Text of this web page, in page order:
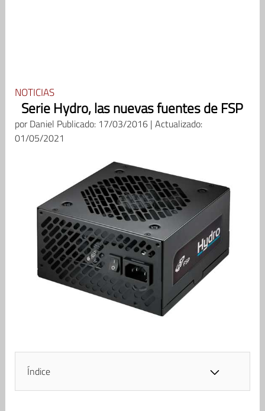
NOTICIAS
Serie Hydro, las nuevas fuentes de FSP
porDaniel Publicado: 17/03/2016 | Actualizado:
01/05/2021
Índice